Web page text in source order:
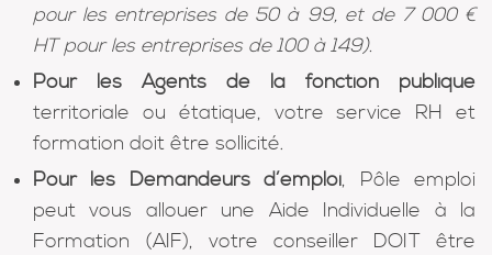
pour les entreprises de 50 à 99, et de 7 000 €
HT pour les entreprises de 100 à 149).
Pour les Agents de la fonction publique
territoriale ou étatique, votre service RH et
formation doit être sollicité.
Pour les Demandeurs d’emploi, Pôle emploi
peut vous allouer une Aide Individuelle à la
Formation (AIF), votre conseiller DOIT être